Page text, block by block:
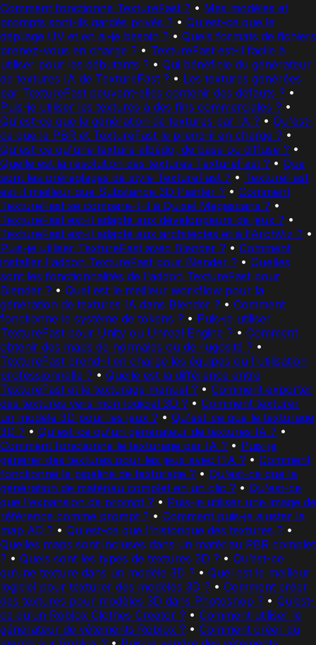
Comment fonctionne TextureFast ? • Mes modèles et
prompts sont-ils gardés privés ? • Qu'est-ce que le
dépliage UV et en ai-je besoin ? • Quels formats de fichiers
prenez-vous en charge ? • TextureFast est-il facile à
utiliser pour les débutants ? • Qui bénéficie du générateur
de textures IA de TextureFast ? • Les textures générées
par TextureFast peuvent-elles contenir des défauts ? •
Puis-je utiliser les textures à des fins commerciales ? •
Qu'est-ce que la génération de textures par IA ? • Qu'est-
ce que le PBR et TextureFast le prend-il en charge ? •
Qu'est-ce qu'une texture albédo, de base ou diffuse ? •
Quelle est la résolution des textures TextureFast ? • Que
sont les préréglages de style TextureFast ? • TextureFast
est-il meilleur que Substance 3D Painter ? • Comment
TextureFast se compare-t-il à Quixel Megascans ? •
TextureFast est-il adapté aux développeurs de jeux ? •
TextureFast est-il adapté aux architectes et à l'ArchViz ? •
Puis-je utiliser TextureFast avec Blender ? • Comment
installer l'addon TextureFast pour Blender ? • Quelles
sont les fonctionnalités de l'addon TextureFast pour
Blender ? • Quel est le meilleur workflow pour la
génération de textures IA dans Blender ? • Comment
fonctionne le système de tokens ? • Puis-je utiliser
TextureFast pour Unity ou Unreal Engine ? • Comment
obtenir des maps de normales ou de rugosité ? •
TextureFast prend-il en charge les équipes ou l'utilisation
professionnelle ? • Quelle est la différence entre
TextureFast et le texturage manuel ? • Comment exporter
des textures vers mon logiciel 3D ? • Comment texturer
un modèle 3D pour les jeux ? • Qu'est-ce que le texturage
3D ? • Qu'est-ce qu'un générateur de textures IA ? •
Comment fonctionne le texturage par IA ? • Puis-je
générer des textures pour les jeux avec l'IA ? • Comment
fonctionne le pipeline de texturage ? • Qu'est-ce que la
génération de matériau complet en un clic ? • Qu'est-ce
que l'expansion de prompt ? • Puis-je utiliser une image de
référence comme prompt ? • Comment puis-je ajuster la
map AO ? • Qu'est-ce que l'historique des textures ? •
Quelles maps sont incluses dans un matériau PBR complet
? • Quels sont les types de textures 3D ? • Qu’est-ce
qu’une texture dans un modèle 3D ? • Quel est le meilleur
logiciel pour texturer des modèles 3D ? • Comment créer
des textures pour modèles 3D dans Photoshop ? • Qu’est-
ce qu’un Roblox Clothes Creator ? • Comment utiliser le
générateur de vêtements Roblox ? • Comment créer du